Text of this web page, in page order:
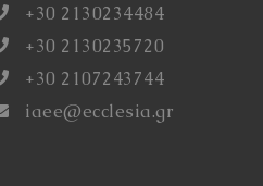
+30 2130234484
+30 2130235720
+30 2107243744
iaee@ecclesia.gr